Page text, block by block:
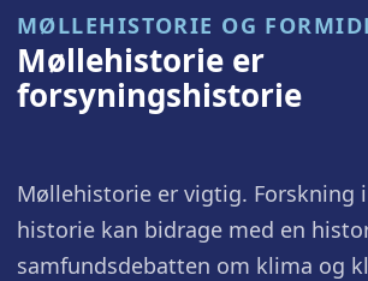
MØLLEHISTORIE OG
Møllehistorie er
forsyningshistorie
Møllehistorie er vigtig. Forskning
historie kan bidrage med en
samfundsdebatten om klima og